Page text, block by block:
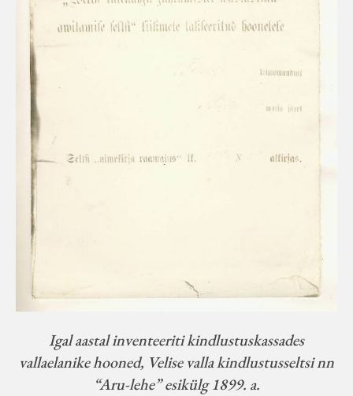
Igal aastal inventeeriti kindlustuskassades
vallaelanike hooned, Velise valla kindlustusseltsi nn
“Aru-lehe” esikülg 1899. a.